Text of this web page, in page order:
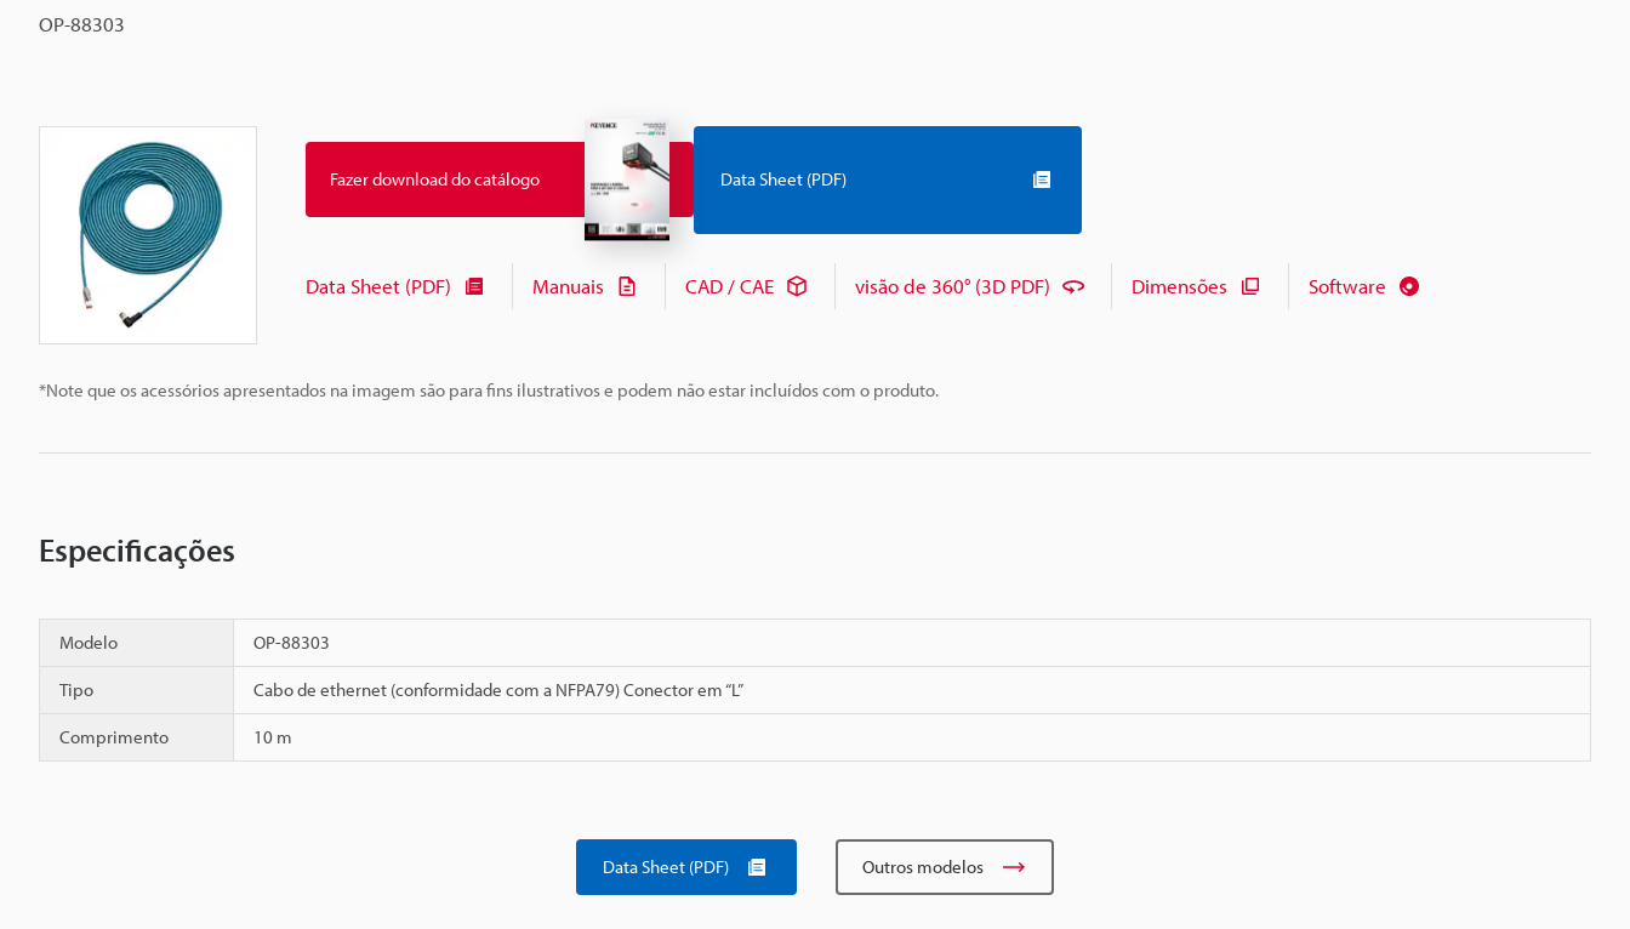
OP-88303
*Note que os acessórios apresentados na imagem são para fins ilustrativos e podem não estar incluídos com o produto.
Fazer download do catálogo Data Sheet (PDF)
Data Sheet (PDF) Manuais CAD / CAE visão de 360° (3D PDF) Dimensões Software
Especificações
Modelo OP-88303
Tipo Cabo de ethernet (conformidade com a NFPA79) Conector em “L”
Comprimento 10 m
Data Sheet (PDF) Outros modelos